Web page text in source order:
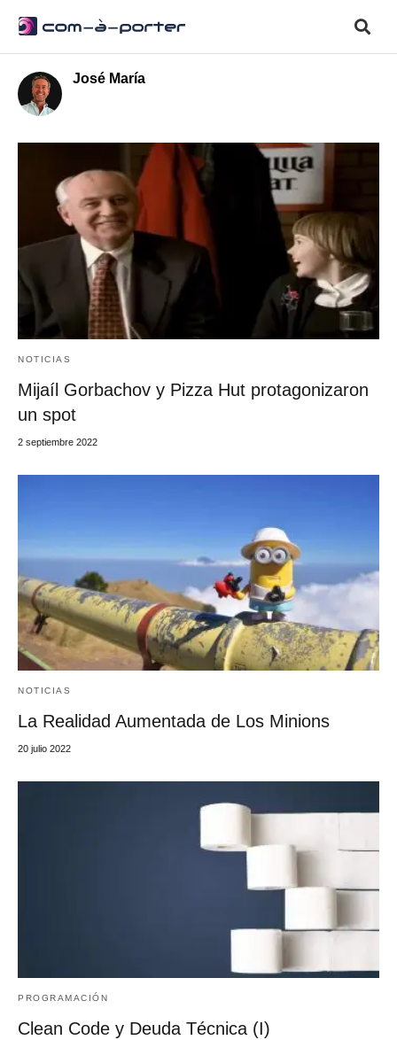
José María
NOTICIAS
Mijaíl Gorbachov y Pizza Hut protagonizaron
un spot
2 septiembre 2022
NOTICIAS
La Realidad Aumentada de Los Minions
20 julio 2022
PROGRAMACIÓN
Clean Code y Deuda Técnica (I)